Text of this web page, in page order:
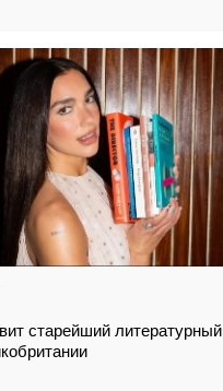
старейший литературный